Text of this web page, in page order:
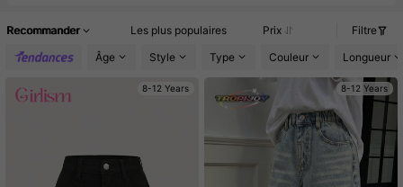
Recommander Les plus populaires Prix
Filtre
Âge
Style Type Couleur Longueur
8-12 Years 8-12 Years